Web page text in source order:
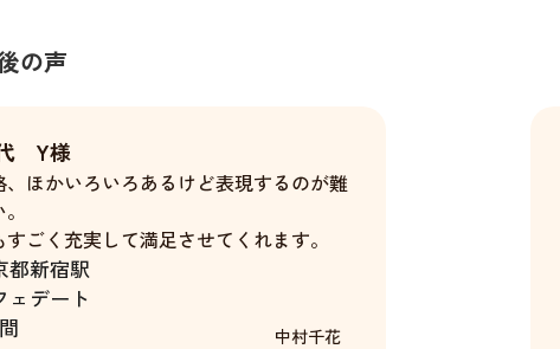
の声
Y様
、ほかいろいろあるけど表現するのが難
すごく充実して満足させてくれます。
都新宿駅
ェデート
中村千花